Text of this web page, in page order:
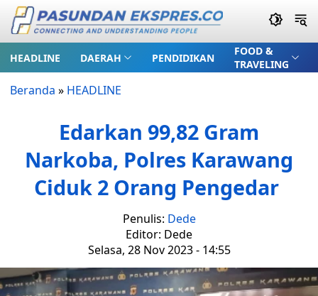
HEADLINE DAERAH PENDIDIKAN
FOOD &
TRAVELING
Beranda » HEADLINE
Edarkan 99,82 Gram
Narkoba, Polres Karawang
Ciduk 2 Orang Pengedar
Penulis: Dede
Editor: Dede
Selasa, 28 Nov 2023 - 14:55